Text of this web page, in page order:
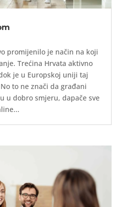
promijenilo je način na koji
Trećina Hrvata aktivno
je u Europskoj uniji taj
to ne znači da građani
u dobro smjeru, dapače sve